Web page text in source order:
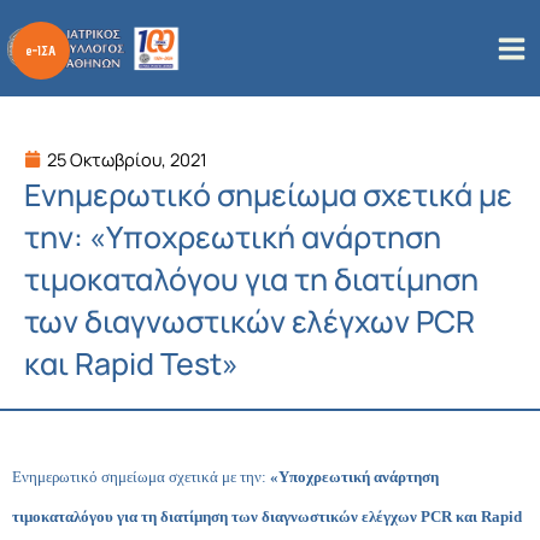
στο
περιεχόμενο
25 Οκτωβρίου, 2021
Ενημερωτικό σημείωμα σχετικά με
την: «Υποχρεωτική ανάρτηση
τιμοκαταλόγου για τη διατίμηση
των διαγνωστικών ελέγχων PCR
και Rapid Test»
Ενημερωτικό σημείωμα σχετικά με την: «Υποχρεωτική ανάρτηση
τιμοκαταλόγου για τη διατίμηση των διαγνωστικών ελέγχων PCR και Rapid